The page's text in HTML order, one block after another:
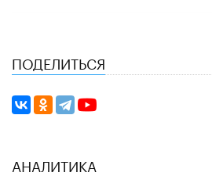
ПОДЕЛИТЬСЯ
АНАЛИТИКА